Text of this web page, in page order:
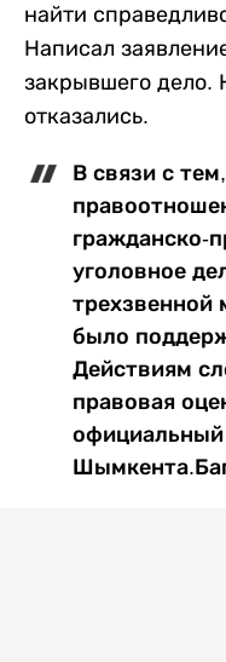
найти
Написал
закрывшего дело.
отказались.
В связи с
гражданско-
уголовное
трехзвенной
было
Действиям
правовая
официальный